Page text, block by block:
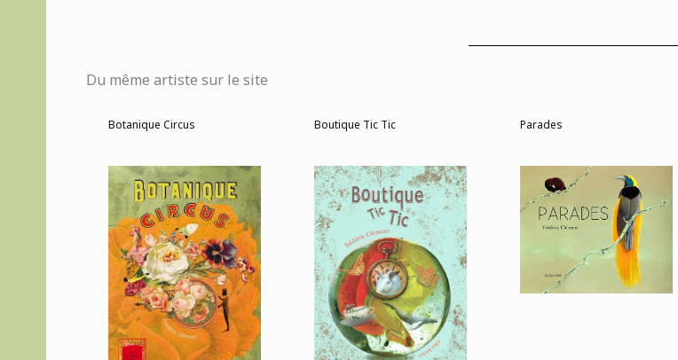
Du même artiste sur le site
Botanique Circus Boutique Tic Tic Parades